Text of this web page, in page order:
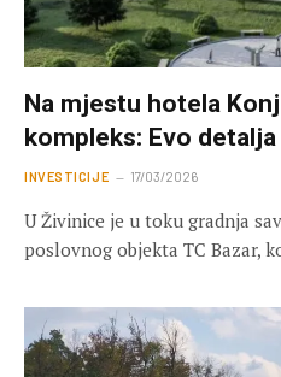
Na mjestu hotela
kompleks: Evo detalja
INVESTICIJE 17/03/2026
U Živinice je u toku gradnja
poslovnog objekta TC Bazar,